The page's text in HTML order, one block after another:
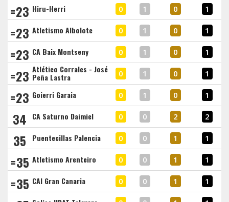
=23 Hiru-Herri 0 1 0 1
=23 Atletismo Albolote 0 1 0 1
=23 CA Baix Montseny 0 1 0 1
=23 Atlético Corrales - José
Peña Lastra 0 1 0 1
=23 Goierri Garaia 0 1 0 1
34 CA Saturno Daimiel 0 0 2 2
35 Puentecillas Palencia 0 0 1 1
=35 Atletismo Arenteiro 0 0 1 1
=35 CAI Gran Canaria 0 0 1 1